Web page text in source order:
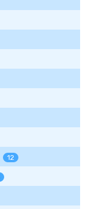
12